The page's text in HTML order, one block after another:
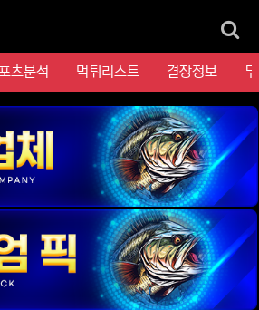
츠분석 먹튀리스트 결장정보